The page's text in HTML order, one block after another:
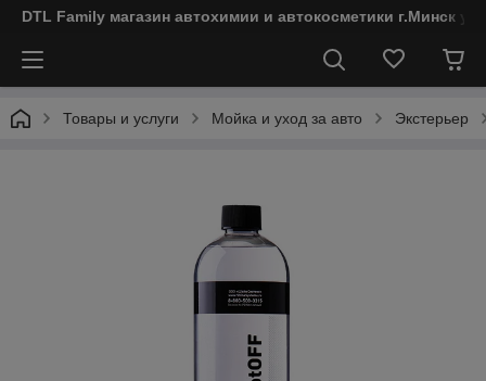
DTL Family магазин автохимии и автокосметики г.Минск
Товары и услуги Мойка и уход за авто Экстерьер